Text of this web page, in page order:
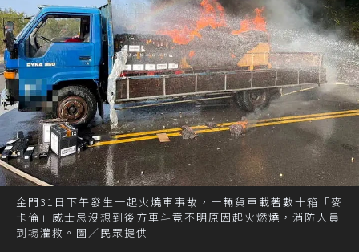
金門31日下午發生一起火燒車事故，一輛貨車載著數十箱「麥
卡倫」威士忌沒想到後方車斗竟不明原因起火燃燒，消防人員
到場灌救。圖／民眾提供